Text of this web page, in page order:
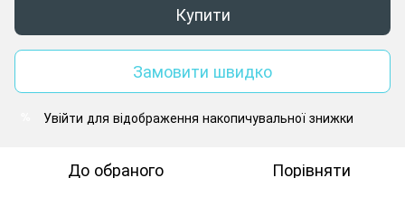
Купити
Замовити швидко
Увійти для відображення накопичувальної знижки
До обраного Порівняти